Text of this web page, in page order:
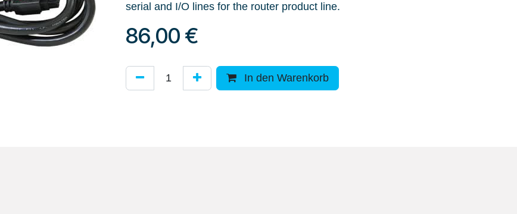
serial and I/O lines for the router product line.
86,00 €
In den Warenkorb